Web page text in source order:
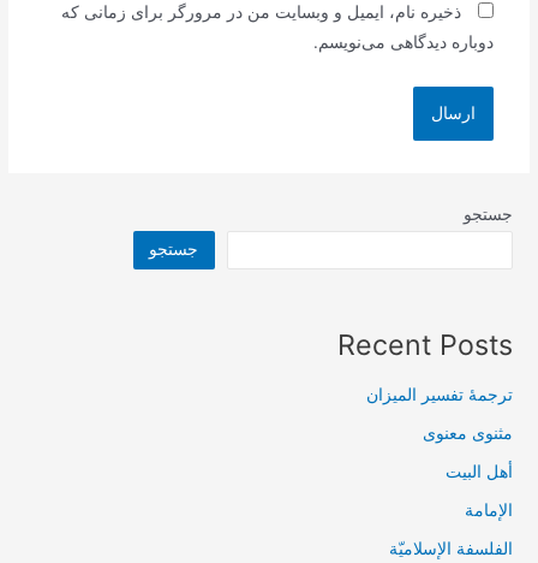
ذخیره نام، ایمیل و وبسایت من در مرورگر برای زمانی که
دوباره دیدگاهی می‌نویسم.
جستجو
جستجو
Recent Posts
ترجمۀ تفسیر المیزان
مثنوی معنوی
أهل البيت
الإمامة
الفلسفة الإسلاميّة